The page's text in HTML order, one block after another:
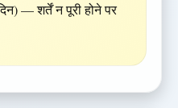
— शर्तें न पूरी होने पर